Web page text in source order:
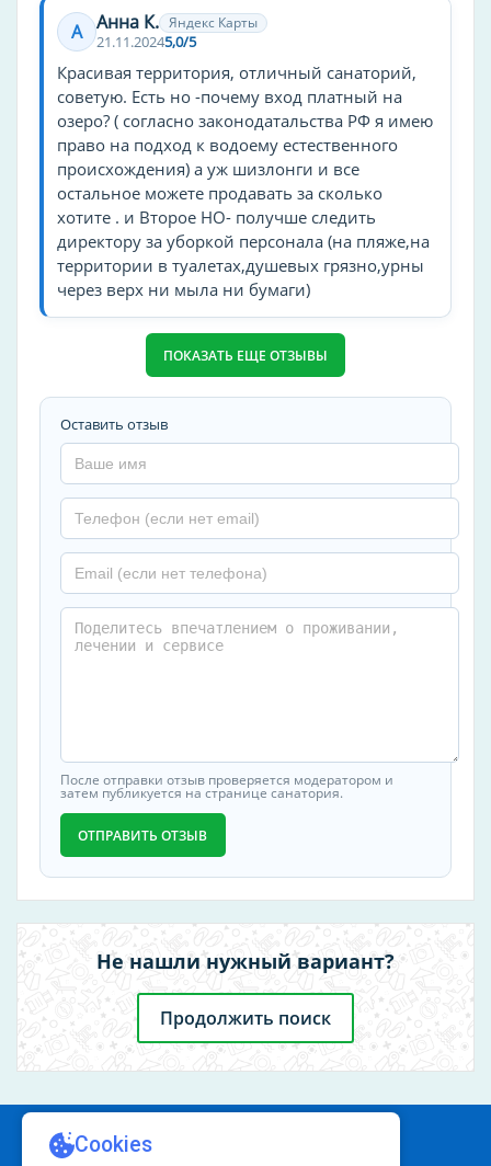
А Анна К. Яндекс Карты
21.11.20245,0/5
Красивая территория, отличный санаторий,
советую. Есть но -почему вход платный на
озеро? ( согласно законодатальства РФ я имею
право на подход к водоему естественного
происхождения) а уж шизлонги и все
остальное можете продавать за сколько
хотите . и Второе НО- получше следить
директору за уборкой персонала (на пляже,на
территории в туалетах,душевых грязно,урны
через верх ни мыла ни бумаги)
ПОКАЗАТЬ ЕЩЕ ОТЗЫВЫ
Оставить отзыв
После отправки отзыв проверяется модератором и
затем публикуется на странице санатория.
ОТПРАВИТЬ ОТЗЫВ
Не нашли нужный вариант?
Продолжить поиск